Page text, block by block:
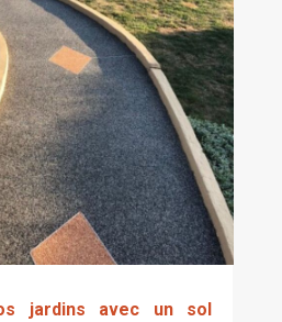
jardins avec un sol